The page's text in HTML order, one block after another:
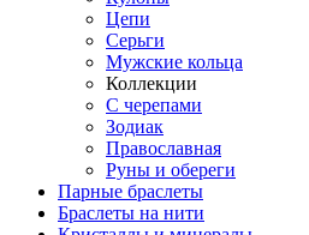
Цепи
Серьги
Мужские кольца
Коллекции
С черепами
Зодиак
Православная
Руны и обереги
Парные браслеты
Браслеты на нити